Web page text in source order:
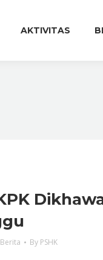
AKTIVITAS
By PSHK